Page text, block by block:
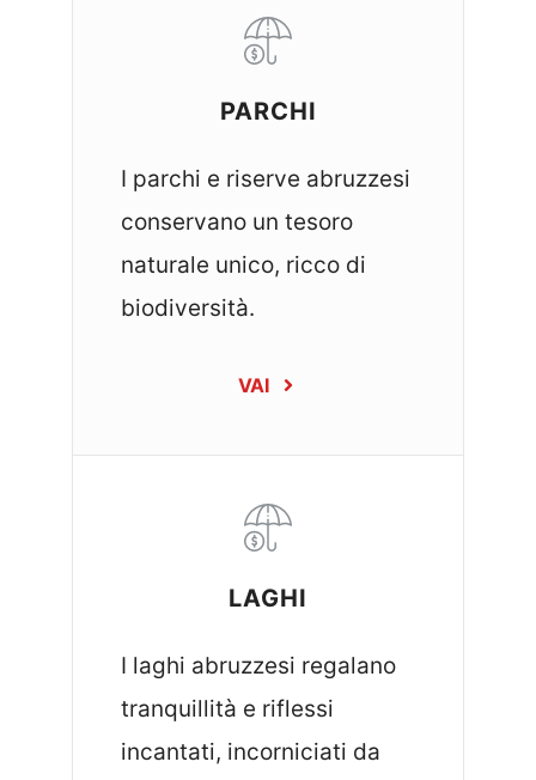
PARCHI
I parchi e riserve abruzzesi
conservano un tesoro
naturale unico, ricco di
biodiversità.
VAI
LAGHI
I laghi abruzzesi regalano
tranquillità e riflessi
incantati, incorniciati da